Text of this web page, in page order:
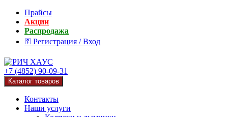
Прайсы
Акции
Распродажа
⚿ Регистрация / Вход
+7 (4852) 90-09-31
Каталог товаров
Контакты
Наши услуги